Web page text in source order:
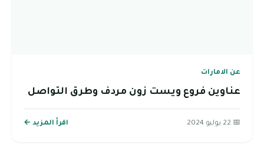
عن الامارات
عناوين فروع ويست زون مردف وطرق التواصل
📅 22 يوليو 2024 اقرأ المزيد ←